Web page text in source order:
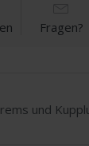
Fragen?
und